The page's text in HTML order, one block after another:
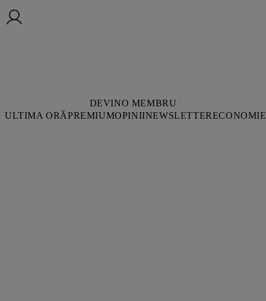
DEVINO MEMBRU
ULTIMA ORĂPREMIUMOPINIINEWSLETTERECONOMIE